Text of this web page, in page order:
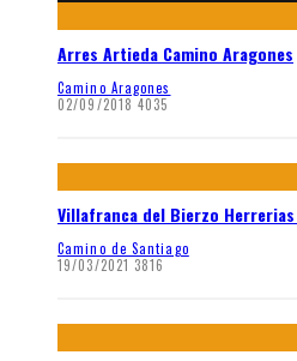
Arres Artieda Camino Aragones
Camino Aragones
02/09/2018 4035
Villafranca del Bierzo Herrerias
Camino de Santiago
19/03/2021 3816